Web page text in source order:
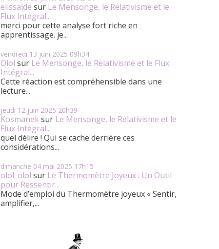
elissalde sur Le Mensonge, le Relativisme et le
Flux Intégral...
merci pour cette analyse fort riche en
apprentissage. je...
vendredi 13 juin 2025 09h34
Olol sur Le Mensonge, le Relativisme et le Flux
Intégral...
Cette réaction est compréhensible dans une
lecture...
jeudi 12 juin 2025 20h39
Kosmaneksur Le Mensonge, le Relativisme et le
Flux Intégral...
quel délire ! Qui se cache derrière ces
considérations...
dimanche 04 mai 2025 17h15
olol_olol sur Le Thermomètre Joyeux : Un Outil
pour Ressentir...
Mode d’emploi du Thermomètre joyeux « Sentir,
amplifier,...